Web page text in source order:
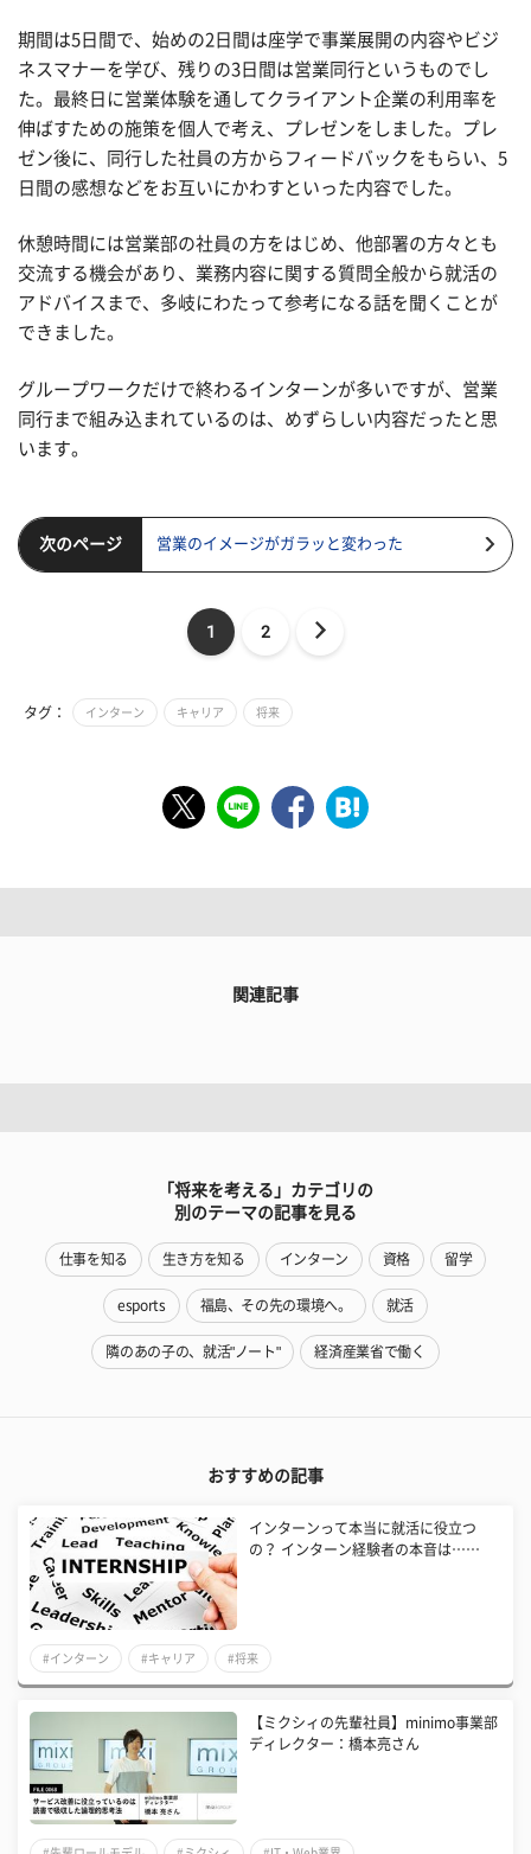
期間は5日間で、始めの2日間は座学で事業展開の内容やビジ
ネスマナーを学び、残りの3日間は営業同行というものでし
た。最終日に営業体験を通してクライアント企業の利用率を
伸ばすための施策を個人で考え、プレゼンをしました。プレ
ゼン後に、同行した社員の方からフィードバックをもらい、5
日間の感想などをお互いにかわすといった内容でした。
休憩時間には営業部の社員の方をはじめ、他部署の方々とも
交流する機会があり、業務内容に関する質問全般から就活の
アドバイスまで、多岐にわたって参考になる話を聞くことが
できました。
グループワークだけで終わるインターンが多いですが、営業
同行まで組み込まれているのは、めずらしい内容だったと思
います。
次のページ 営業のイメージがガラッと変わった
1 2
タグ： インターン キャリア 将来
関連記事
「将来を考える」カテゴリの
別のテーマの記事を見る
仕事を知る 生き方を知る インターン 資格 留学
esports 福島、その先の環境へ。 就活
隣のあの子の、就活"ノート" 経済産業省で働く
おすすめの記事
インターンって本当に就活に役立つ
の？ インターン経験者の本音は……
#インターン #キャリア #将来
【ミクシィの先輩社員】minimo事業部
ディレクター：橋本亮さん